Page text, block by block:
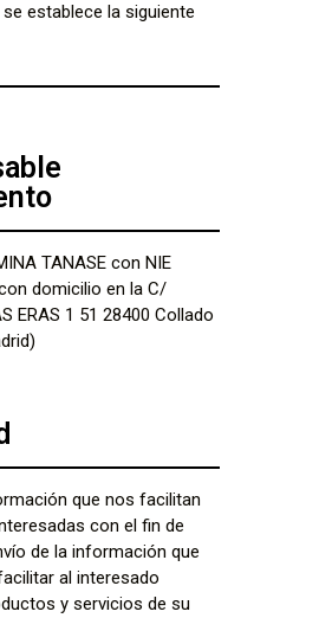
se establece la siguiente
TANASE con NIE
domicilio en la C/
ERAS 1 51 28400 Collado
que nos facilitan
con el fin de
de la información que
al interesado
y servicios de su